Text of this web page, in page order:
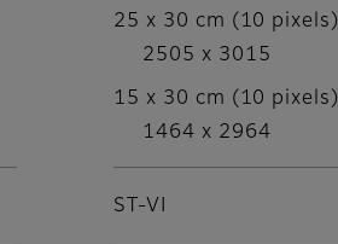
25 x 30 cm (10 pixels)
2505 x 3015
15 x 30 cm (10 pixels)
1464 x 2964
ST-VI